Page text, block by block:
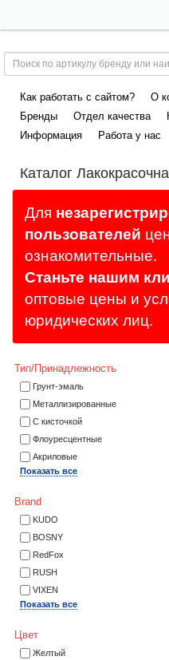
Как работать с сайтом?
О
Бренды
Отдел качества
Информация
Работа у нас
Каталог
Для
пользователей
ознакомительные.
Станьте нашим
оптовые цены и
юридических лиц.
Тип/Принадлежность
Грунт-эмаль
Металлизированные
С кисточкой
Флоуресцентные
Акриловые
Показать все
Brand
KUDO
BOSNY
RedFox
RUSH
VIXEN
Показать все
Цвет
Желтый